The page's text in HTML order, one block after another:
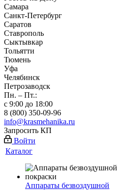
Самара
Санкт-Петербург
Саратов
Ставрополь
Сыктывкар
Тольятти
Тюмень
Уфа
Челябинск
Петрозаводск
Пн. – Пт.:
с 9:00 до 18:00
8 (800) 350-09-96
info@krasmehanika.ru
Запросить КП
Войти
Каталог
Аппараты безвоздушной